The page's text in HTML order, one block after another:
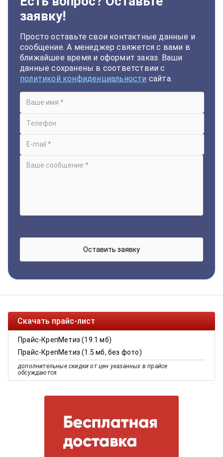
заявку!
Просто оставьте свои контактные данные и
сообщение. А менеджер свяжется с вами в
ближайшее время и оформит заказ. Ваши
данные сохранены в соответствии с
политикой конфиденциальности сайта.
Скачать прайс-лист
Прайс-КрепМетиз (19.1 мб)
Прайс-КрепМетиз (1.5 мб, без фото)
дополнительные скидки от цен указанных в прайсе
обсуждаются.